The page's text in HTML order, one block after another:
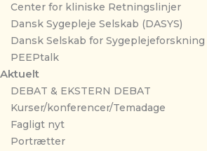
Center for kliniske Retningslinjer
Dansk Sygepleje Selskab (DASYS)
Dansk Selskab for Sygeplejeforskning
PEEPtalk
Aktuelt
DEBAT & EKSTERN DEBAT
Kurser/konferencer/Temadage
Fagligt nyt
Portrætter